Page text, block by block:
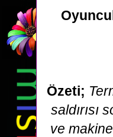
Özeti;
saldırısı
ve